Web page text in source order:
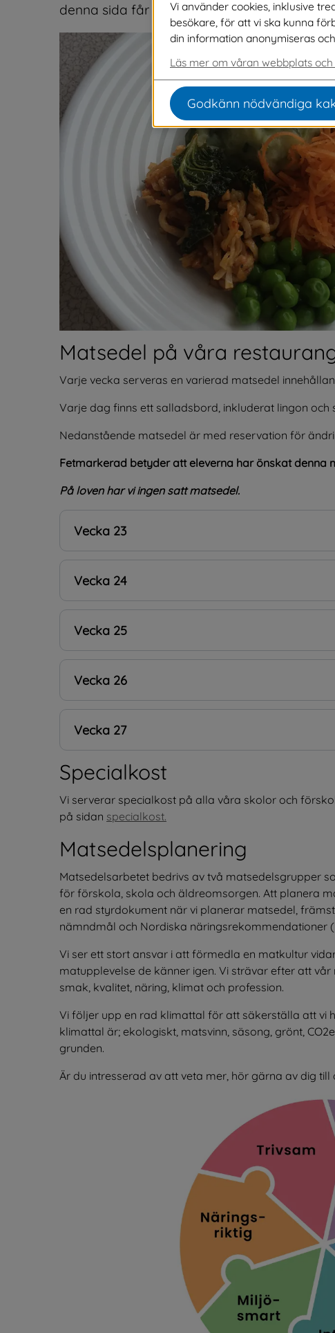
denna sida får du reda på vilken skolmat vi
Matsedel på våra
Varje vecka serveras en varierad matsedel
Varje dag finns ett salladsbord, inkluderat lingon
Nedanstående matsedel är med reservation för
Fetmarkerad betyder att eleverna har önskat denna
På loven har vi ingen satt matsedel.
Vecka 23
Vecka 24
Vecka 25
Vecka 26
Vecka 27
Specialkost
Vi serverar specialkost på alla våra skolor och
på sidan specialkost.
Matsedelsplanering
Matsedelsarbetet bedrivs av två matsedelsgrupper
för förskola, skola och äldreomsorgen. Att planera
en rad styrdokument när vi planerar matsedel,
nämndmål och Nordiska näringsrekommendationer
Vi ser ett stort ansvar i att förmedla en matkultur
matupplevelse de känner igen. Vi strävar efter att
smak, kvalitet, näring, klimat och profession.
Vi följer upp en rad klimattal för att säkerställa att vi
klimattal är; ekologiskt, matsvinn, säsong, grönt,
grunden.
Är du intresserad av att veta mer, hör gärna av dig till
Vi använder cookies, inklusive
besökare, för att vi ska kunna
din information anonymiseras
Läs mer om våran webbplats
Godkänn nödvändiga